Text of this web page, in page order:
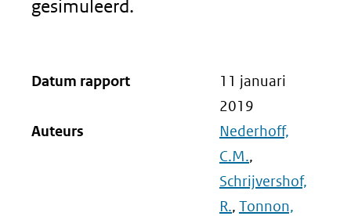
gesimuleerd.
Datum rapport
11 januari
2019
Auteurs
Nederhoff,
C.M.,
Schrijvershof,
R., Tonnon,